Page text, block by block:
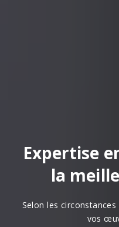
Expertise
la
Selon les
vos